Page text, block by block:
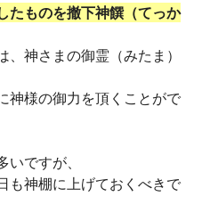
たものを撤下神饌（てっか
神さまの御霊（みたま）
神様の御力を頂くことがで
ですが、
も神棚に上げておくべきで